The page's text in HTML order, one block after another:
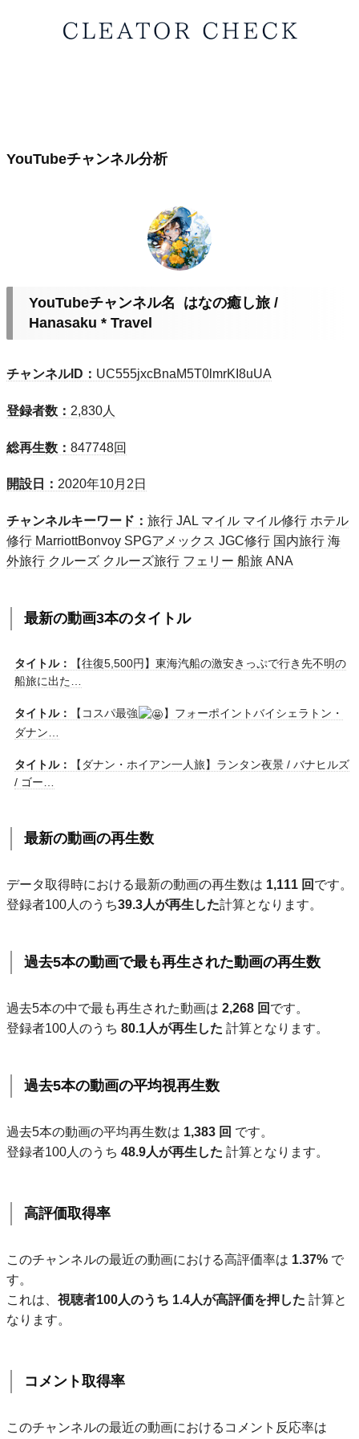
YouTubeチャンネル分析
YouTubeチャンネル名 はなの癒し旅 /
Hanasaku * Travel
チャンネルID： UC555jxcBnaM5T0lmrKI8uUA
登録者数： 2,830人
総再生数： 847748回
開設日： 2020年10月2日
チャンネルキーワード： 旅行 JAL マイル マイル修行 ホテル
修行 MarriottBonvoy SPGアメックス JGC修行 国内旅行 海
外旅行 クルーズ クルーズ旅行 フェリー 船旅 ANA
最新の動画3本のタイトル
タイトル：
【往復5,500円】東海汽船の激安きっぷで行き先不明の
船旅に出た…
タイトル： 【コスパ最強
】フォーポイントバイシェラトン・
ダナン…
タイトル：
【ダナン・ホイアン一人旅】ランタン夜景 / バナヒルズ
/ ゴー…
最新の動画の再生数
データ取得時における最新の動画の再生数は 1,111 回 です。
登録者100人のうち39.3人が再生した計算となります。
過去5本の動画で最も再生された動画の再生数
過去5本の中で最も再生された動画は 2,268 回 です。
登録者100人のうち 80.1人が再生した 計算となります。
過去5本の動画の平均視再生数
過去5本の動画の平均再生数は 1,383 回 です。
登録者100人のうち 48.9人が再生した 計算となります。
高評価取得率
このチャンネルの最近の動画における高評価率は 1.37% で
す。
これは、 視聴者100人のうち 1.4人が高評価を押した 計算と
なります。
コメント取得率
このチャンネルの最近の動画におけるコメント反応率は